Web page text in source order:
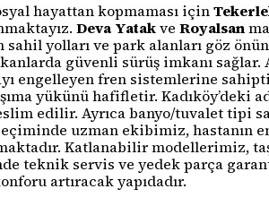
hayattan kopmaması için
Deva Yatakve Royalsan
sahil yolları ve park alanları göz
güvenli sürüş imkanı
engelleyen fren sistemlerine
yükünü hafifletir. Kadıköy’deki
edilir. Ayrıca banyo/tuvalet tipi
uzman ekibimiz,
Katlanabilir modellerimiz,
teknik servis ve yedek parça
artıracak yapıdadır.